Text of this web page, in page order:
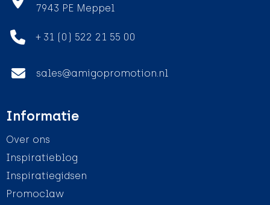
7943 PE Meppel
+ 31 (0) 522 21 55 00
sales@amigopromotion.nl
Informatie
Over ons
Inspiratieblog
Inspiratiegidsen
Promoclaw